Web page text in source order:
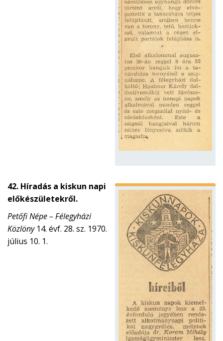
42. Híradás a kiskun napi
előkészületekről.
Petőfi Népe – Félegyházi
Közlöny14. évf. 28. sz. 1970.
július 10. 1.